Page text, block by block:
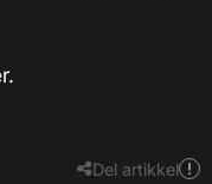
Del artikkel